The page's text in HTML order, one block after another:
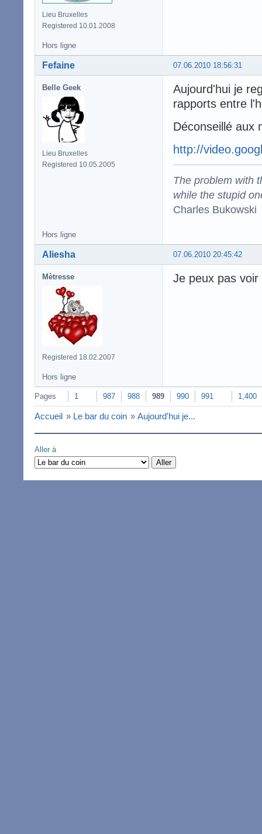
Lieu Bruxelles
Registered 10.01.2008
Hors ligne
07.06.2010 18:56:31
Fefaine
Belle Geek
Lieu Bruxelles
Registered 10.05.2005
Aujourd'hui je
rapports entre
Déconseillé aux
http://
The problem with
while the stupid
Charles Bukowski
Hors ligne
07.06.2010 20:45:42
Aliesha
Mètresse
Registered 18.02.2007
Je peux pas
Hors ligne
Pages 1 987 988 989 990 991 1,400
Accueil » Le bar du coin » Aujourd'hui je...
Aller à